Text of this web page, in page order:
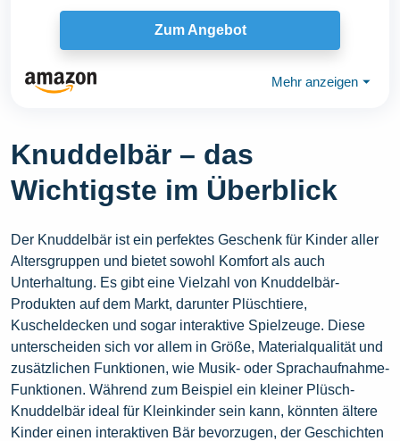
Zum Angebot
Mehr anzeigen ⏷
Knuddelbär – das
Wichtigste im Überblick
Der Knuddelbär ist ein perfektes Geschenk für Kinder aller
Altersgruppen und bietet sowohl Komfort als auch
Unterhaltung. Es gibt eine Vielzahl von Knuddelbär-
Produkten auf dem Markt, darunter Plüschtiere,
Kuscheldecken und sogar interaktive Spielzeuge. Diese
unterscheiden sich vor allem in Größe, Materialqualität und
zusätzlichen Funktionen, wie Musik- oder Sprachaufnahme-
Funktionen. Während zum Beispiel ein kleiner Plüsch-
Knuddelbär ideal für Kleinkinder sein kann, könnten ältere
Kinder einen interaktiven Bär bevorzugen, der Geschichten